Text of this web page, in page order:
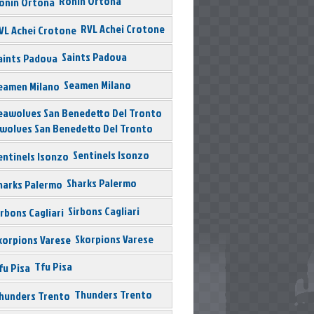
RVL Achei Crotone
Saints Padova
Seamen Milano
San Benedetto Del Tronto
Sentinels Isonzo
Sharks Palermo
Sirbons Cagliari
Skorpions Varese
Tfu Pisa
Thunders Trento